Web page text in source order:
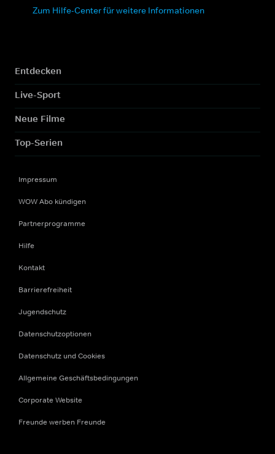
Zum Hilfe-Center für weitere Informationen
Entdecken
Live-Sport
Neue Filme
Top-Serien
Impressum
WOW Abo kündigen
Partnerprogramme
Hilfe
Kontakt
Barrierefreiheit
Jugendschutz
Datenschutzoptionen
Datenschutz und Cookies
Allgemeine Geschäftsbedingungen
Corporate Website
Freunde werben Freunde